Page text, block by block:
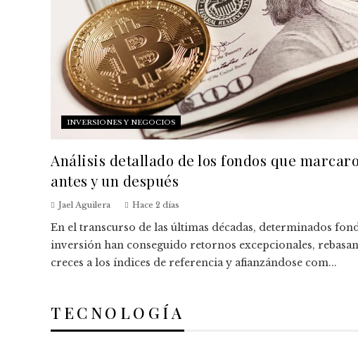
INVERSIONES Y NEGOCIOS
Análisis detallado de los fondos que
antes y un después
Jael Aguilera Hace 2 días
En el transcurso de las últimas décadas, determinados
inversión han conseguido retornos excepcionales,
creces a los índices de referencia y afianzándose com...
TECNOLOGÍA